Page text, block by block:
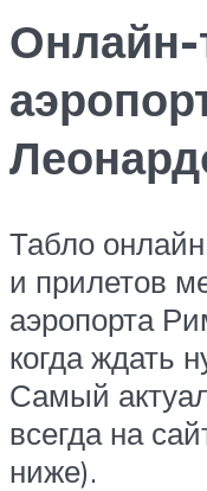
Онлайн-
Табло
и прилетов
аэропорта
когда ждать
Самый
всегда на
ниже).